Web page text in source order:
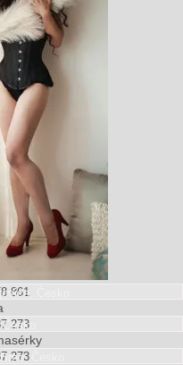
Česko
861
273
Brno, Česko
273